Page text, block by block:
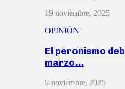
19 noviembre, 2025
OPINIÓN
El peronismo
marzo…
5 noviembre, 2025